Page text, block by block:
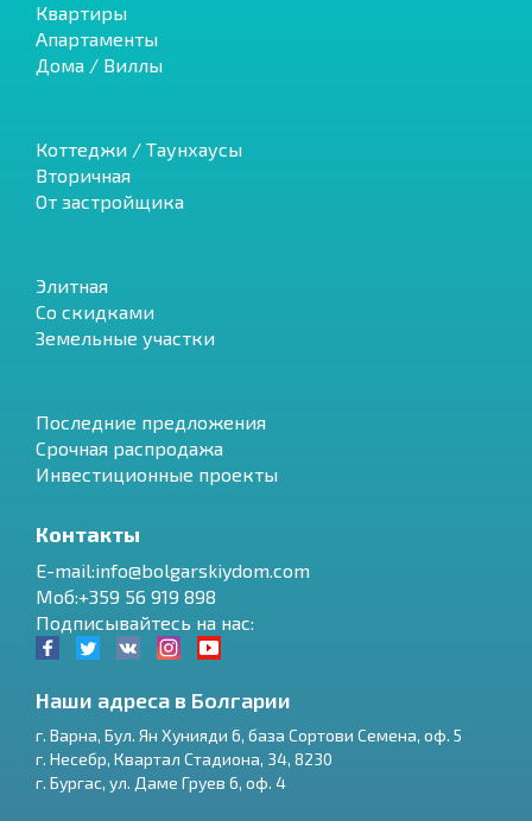
Квартиры
Апартаменты
Дома / Виллы
Коттеджи / Таунхаусы
Вторичная
От застройщика
Элитная
Со скидками
Земельные участки
Последние предложения
Срочная распродажа
Инвестиционные проекты
Контакты
E-mail:info@bolgarskiydom.com
Моб:+359 56 919 898
Подписывайтесь на нас:
Наши адреса в Болгарии
г. Варна, Бул. Ян Хунияди 6, база Сортови Семена, оф. 5
г. Несебр, Квартал Стадиона, 34, 8230
г. Бургас, ул. Даме Груев 6, оф. 4